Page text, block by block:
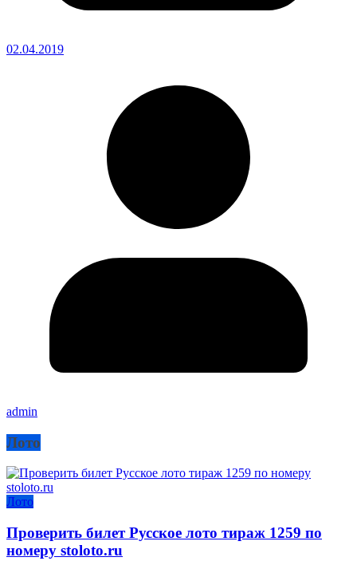
02.04.2019
admin
Лото
Лото
Проверить билет Русское лото тираж 1259 по
номеру stoloto.ru